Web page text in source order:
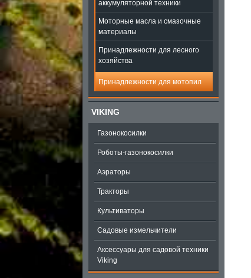
аккумуляторной техники
Моторные масла и смазочные
материалы
Принадлежности для лесного
хозяйства
Принадлежности для мотопил
VIKING
Газонокосилки
Роботы-газонокосилки
Аэраторы
Тракторы
Культиваторы
Садовые измельчители
Аксессуары для садовой техники
Viking